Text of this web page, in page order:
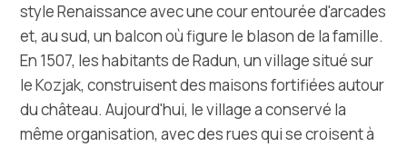
+385 21 227 933
info@kastela-info.hr
style Renaissance avec une cour entourée d'arcades
et, au sud, un balcon où figure le blason de la famille.
En 1507, les habitants de Radun, un village situé sur
le Kozjak, construisent des maisons fortifiées autour
du château. Aujourd'hui, le village a conservé la
même organisation, avec des rues qui se croisent à